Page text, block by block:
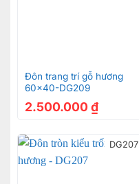
Đôn trang trí gỗ hương
60×40-DG209
2.500.000 ₫
DG207